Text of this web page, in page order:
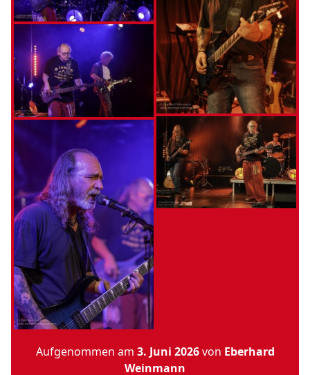
Aufgenommen am 3. Juni 2026 von Eberhard
Weinmann